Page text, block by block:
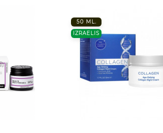
50 ML.
IZRAELIS